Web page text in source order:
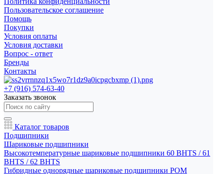
Пользовательское соглашение
Помощь
Покупки
Условия оплаты
Условия доставки
Вопрос - ответ
Бренды
Контакты
+7 (916) 574-63-40
Заказать звонок
Каталог товаров
Подшипники
Шариковые подшипники
Высокотемпературные шариковые подшипники 60 BHTS / 61
BHTS / 62 BHTS
Гибридные однорядные шариковые подшипники POM